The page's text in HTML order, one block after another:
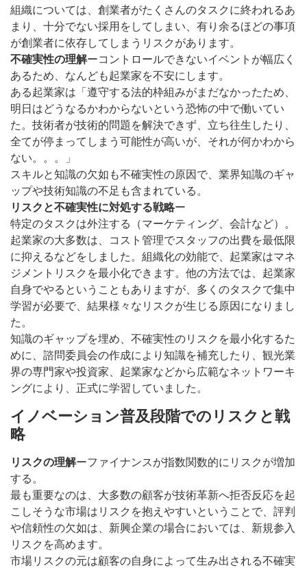
組織については、創業者がたくさんのタスクに終われるあ
まり、十分でない採用をしてしまい、有り余るほどの事項
が創業者に依存してしまうリスクがあります。
不確実性の理解ーコントロールできないイベントが幅広く
あるため、なんども起業家を不安にします。
ある起業家は「遵守する法的枠組みがまだなかったため、
明日はどうなるかわからないという恐怖の中で働いてい
た。技術者が技術的問題を解決できず、立ち往生したり、
全てが停まってしまう可能性が高いが、それが何かわから
ない。。。」
スキルと知識の欠如も不確実性の原因で、業界知識のギャ
ップや技術知識の不足も含まれている。
リスクと不確実性に対処する戦略ー
特定のタスクは外注する（マーケティング、会計など）。
起業家の大多数は、コスト管理でスタッフの出費を最低限
に抑えるなどをしました。組織化の効能で、起業家はマネ
ジメントリスクを最小化できます。他の方法では、起業家
自身でやるということもありますが、多くのタスクで集中
学習が必要で、結果様々なリスクが生じる原因になりまし
た。
知識のギャップを埋め、不確実性のリスクを最小化するた
めに、諮問委員会の作成により知識を補充したり、観光業
界の専門家や投資家、起業家などから広範なネットワーキ
ングにより、正式に学習していました。
イノベーション普及段階でのリスクと戦
略
リスクの理解ーファイナンスが指数関数的にリスクが増加
する。
最も重要なのは、大多数の顧客が技術革新へ拒否反応を起
こしそうな市場はリスクを抱えやすいということで、評判
や信頼性の欠如は、新興企業の場合においては、新規参入
リスクを高めます。
市場リスクの元は顧客の自身によって生み出される不確実